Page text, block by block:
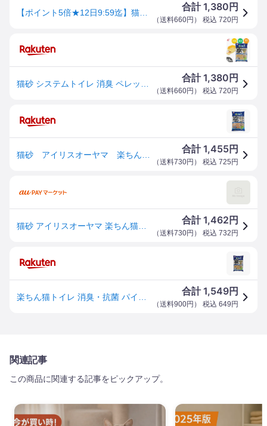
合計1,380 円
（送料660円 ） 税込 720円
合計1,380 円
（送料660円 ） 税込 720円
合計1,455円
（送料730円 ） 税込 725 円
合計1,462 円
（送料730円 ） 税込 732 円
合計1,549円
（送料900円 ） 税込 649 円
関連記事
この商品に関連する記事をピックアップ。